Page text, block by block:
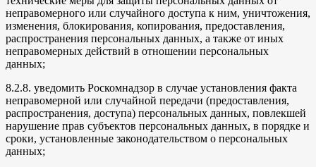
неправомерного или случайного доступа к ним, уничтожения,
изменения, блокирования, копирования, предоставления,
распространения персональных данных, а также от иных
неправомерных действий в отношении персональных
данных;
8.2.8. уведомить Роскомнадзор в случае установления факта
неправомерной или случайной передачи (предоставления,
распространения, доступа) персональных данных, повлекшей
нарушение прав субъектов персональных данных, в порядке и
сроки, установленные законодательством о персональных
данных;